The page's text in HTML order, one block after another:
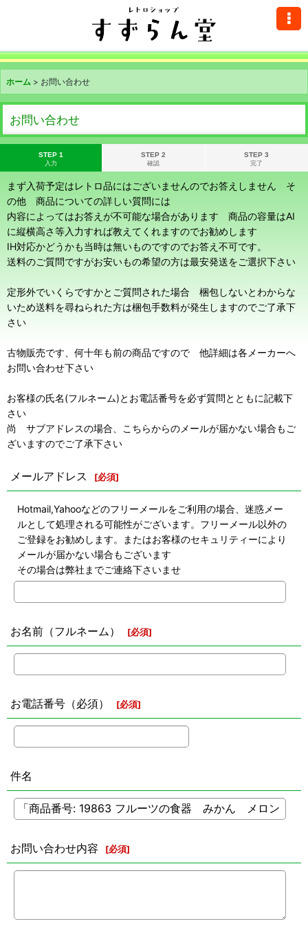
ホーム > お問い合わせ
お問い合わせ
STEP 1
入力
STEP 2
確認
STEP 3
完了
まず入荷予定はレトロ品にはございませんのでお答えしません そ
の他 商品についての詳しい質問には
内容によってはお答えが不可能な場合があります 商品の容量はAI
に縦横高さ等入力すれば教えてくれますのでお勧めします
IH対応かどうかも当時は無いものですのでお答え不可です。
送料のご質問ですがお安いもの希望の方は最安発送をご選択下さい
定形外でいくらですかとご質問された場合 梱包しないとわからな
いため送料を尋ねられた方は梱包手数料が発生しますのでご了承下
さい
古物販売です、何十年も前の商品ですので 他詳細は各メーカーへ
お問い合わせ下さい
お客様の氏名(フルネーム)とお電話番号を必ず質問とともに記載下
さい
尚 サブアドレスの場合、こちらからのメールが届かない場合もご
ざいますのでご了承下さい
メールアドレス [必須]
Hotmail,Yahooなどのフリーメールをご利用の場合、迷惑メー
ルとして処理される可能性がございます。フリーメール以外の
ご登録をお勧めします。またはお客様のセキュリティーにより
メールが届かない場合もございます
その場合は弊社までご連絡下さいませ
お名前（フルネーム） [必須]
お電話番号（必須） [必須]
件名
お問い合わせ内容 [必須]